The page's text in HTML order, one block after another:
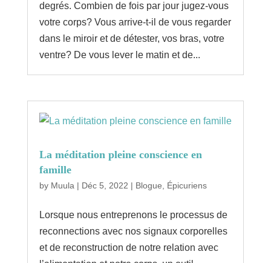
degrés. Combien de fois par jour jugez-vous
votre corps? Vous arrive-t-il de vous regarder
dans le miroir et de détester, vos bras, votre
ventre? De vous lever le matin et de...
La méditation pleine conscience en
famille
by Muula | Déc 5, 2022 | Blogue Épicuriens
Lorsque nous entreprenons le processus de
reconnections avec nos signaux corporelles
et de reconstruction de notre relation avec